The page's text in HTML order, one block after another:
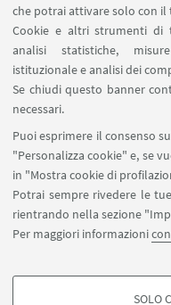
che potrai attivare solo con il
Cookie e altri strumenti di
analisi statistiche,
istituzionale e analisi dei
Se chiudi questo banner
necessari.
Puoi esprimere il consenso
"Personalizza cookie" e, se
in "Mostra cookie di
Potrai sempre rivedere le
rientrando nella sezione
Per maggiori informazioni
SOLO